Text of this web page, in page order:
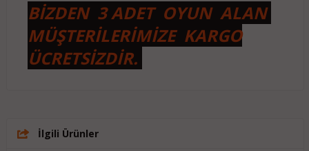
BİZDEN 3 ADET OYUN ALAN
MÜŞTERİLERİMİZE KARGO
ÜCRETSİZDİR.
İlgili Ürünler